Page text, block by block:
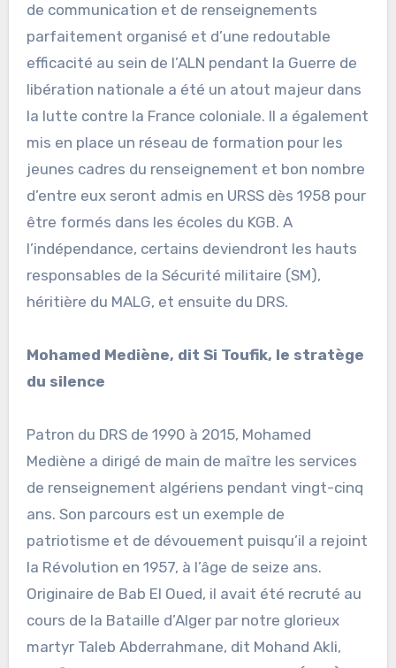
de communication et de renseignements
parfaitement organisé et d’une redoutable
efficacité au sein de l’ALN pendant la Guerre de
libération nationale a été un atout majeur dans
la lutte contre la France coloniale. Il a également
mis en place un réseau de formation pour les
jeunes cadres du renseignement et bon nombre
d’entre eux seront admis en URSS dès 1958 pour
être formés dans les écoles du KGB. A
l’indépendance, certains deviendront les hauts
responsables de la Sécurité militaire (SM),
héritière du MALG, et ensuite du DRS.
Mohamed Mediène, dit Si Toufik, le stratège
du silence
Patron du DRS de 1990 à 2015, Mohamed
Mediène a dirigé de main de maître les services
de renseignement algériens pendant vingt-cinq
ans. Son parcours est un exemple de
patriotisme et de dévouement puisqu’il a rejoint
la Révolution en 1957, à l’âge de seize ans.
Originaire de Bab El Oued, il avait été recruté au
cours de la Bataille d’Alger par notre glorieux
martyr Taleb Abderrahmane, dit Mohand Akli,